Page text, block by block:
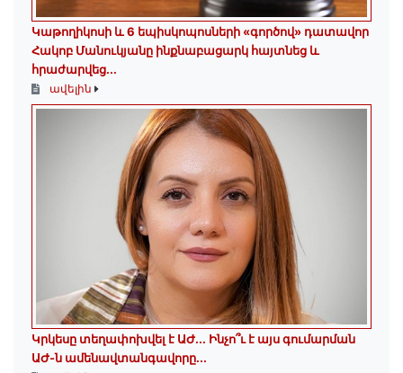
️Կաթողիկոսի և 6 եպիսկոպոսների «գործով» դատավոր
Հակոբ Մանուկյանը ինքնաբացարկ հայտնեց և
հրաժարվեց...
ավելին
Կրկեսը տեղափոխվել է ԱԺ... Ինչո՞ւ է այս գումարման
ԱԺ-ն ամենավտանգավորը...